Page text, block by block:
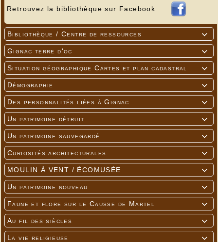
Retrouvez la bibliothèque sur Facebook

Bibliothèque / Centre de ressources

Gignac terre d'oc

Situation géographique Cartes et plan cadastral

Démographie

Des personnalités liées à Gignac

Un patrimoine détruit

Un patrimoine sauvegardé

Curiosités architecturales

MOULIN À VENT / ÉCOMUSÉE

Un patrimoine nouveau

Faune et flore sur le Causse de Martel

Au fil des siècles

La vie religieuse
---